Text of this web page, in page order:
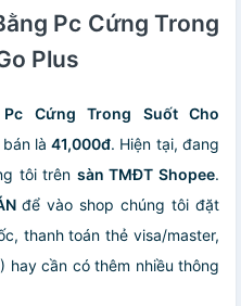
Pc Cứng Trong
Plus
Cứng Trong Suốt Cho
bán là41,000đ. Hiện tại, đang
tôi trên sàn TMĐT Shopee.
để vào shop chúng tôi đặt
thanh toán thẻ visa/master,
hay cần có thêm nhiều thông